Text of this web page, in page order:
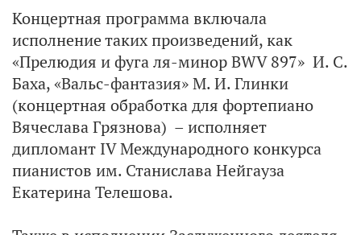
Концертная программа включала
исполнение таких произведений, как
«Прелюдия и фуга ля-минор BWV 897» И. С.
Баха, «Вальс-фантазия» М. И. Глинки
(концертная обработка для фортепиано
Вячеслава Грязнова) – исполняет
дипломант IV Международного конкурса
пианистов им. Станислава Нейгауза
Екатерина Телешова.